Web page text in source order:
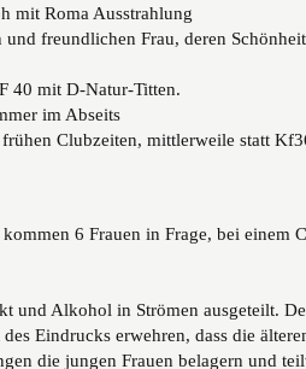
mit Roma Ausstrahlung
freundlichen Frau, deren
40 mit D-Natur-Titten.
im Abseits
Clubzeiten, mittlerweile statt
6 Frauen in Frage, bei einem
und Alkohol in Strömen ausgeteilt.
Eindrucks erwehren, dass die
die jungen Frauen belagern und